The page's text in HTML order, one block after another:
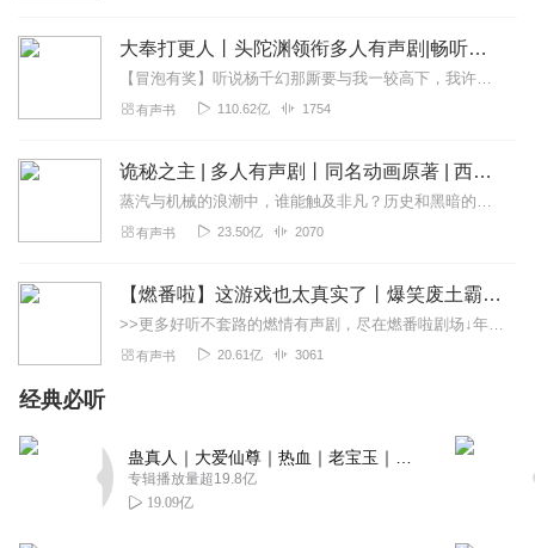
还可以，但是男声太小了，很费耳朵👂
2021-02-10 4
所以说主播大大咱是断更了嘛？还是不录了？这么好听的小
说我想听完的呀，求求主播大大快点更新啦！！！！！！
2022-08-21
君姐书迷
很不错！
喜欢听的朋友们快来听听吧！
2020-11-20
多安麻麻
声音好好听，听挺起来好似主播好干练。喜欢
回复 2020-11-16
大奉打更人丨头陀渊领衔多人有声剧|畅听全集|王鹤棣、田曦薇主演影视剧原著|卖报小郎君
【冒泡有奖】听说杨千幻那厮要与我一较高下，我许七安要开始装叉了！快进入声音播放页戳下方输入框，冒个泡偷偷告诉我，我要用哪些诗词才能胜过他？说得好的，有赏！202...
有声书 110.62亿 1754
诡秘之主 | 多人有声剧丨同名动画原著 | 西幻克苏鲁 | 乌贼作品
蒸汽与机械的浪潮中，谁能触及非凡？历史和黑暗的迷雾里，又是谁在耳语？我从诡秘中醒来，睁眼看见这个世界：枪械，大炮，巨舰，飞空艇，差分机；魔药，占卜，诅咒，倒吊人...
有声书 23.50亿 2070
【燃番啦】这游戏也太真实了丨爆笑废土霸榜神作丨紫襟剧社制作
>>更多好听不套路的燃情有声剧，尽在燃番啦剧场↓年度重磅推荐本专辑为VIP免费专辑每天上午10点5集更新，订阅可以听到最新内容哦！每周抽一个专辑五星优质评论送...
有声书 20.61亿 3061
经典必听
专辑播放量超19.8亿
19.09亿